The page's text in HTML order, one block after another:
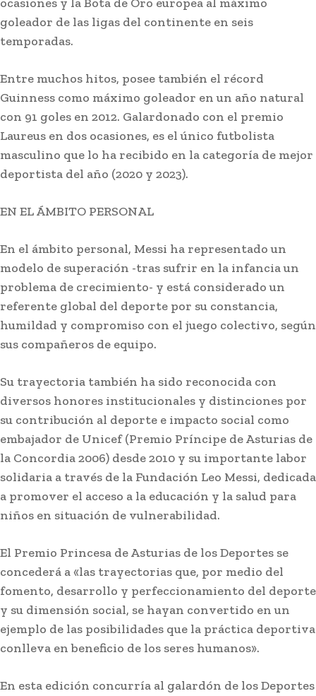
goleador de las ligas del continente en seis
temporadas.
Entre muchos hitos, posee también el récord
Guinness como máximo goleador en un año natural
con 91 goles en 2012. Galardonado con el premio
Laureus en dos ocasiones, es el único futbolista
masculino que lo ha recibido en la categoría de mejor
deportista del año (2020 y 2023).
EN EL ÁMBITO PERSONAL
En el ámbito personal, Messi ha representado un
modelo de superación -tras sufrir en la infancia un
problema de crecimiento- y está considerado un
referente global del deporte por su constancia,
humildad y compromiso con el juego colectivo, según
sus compañeros de equipo.
Su trayectoria también ha sido reconocida con
diversos honores institucionales y distinciones por
su contribución al deporte e impacto social como
embajador de Unicef (Premio Príncipe de Asturias de
la Concordia 2006) desde 2010 y su importante labor
solidaria a través de la Fundación Leo Messi, dedicada
a promover el acceso a la educación y la salud para
niños en situación de vulnerabilidad.
El Premio Princesa de Asturias de los Deportes se
concederá a «las trayectorias que, por medio del
fomento, desarrollo y perfeccionamiento del deporte
y su dimensión social, se hayan convertido en un
ejemplo de las posibilidades que la práctica deportiva
conlleva en beneficio de los seres humanos».
En esta edición concurría al galardón de los Deportes